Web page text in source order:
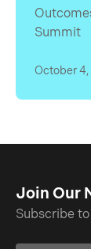
Summit
October 4,
Join Our
Subscribe